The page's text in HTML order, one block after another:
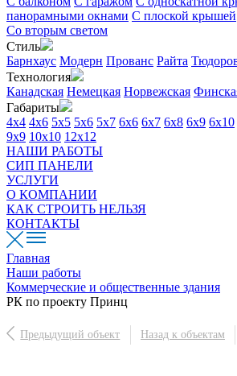
панорамными окнами С плоской крышей
Со вторым светом
Стиль
Барнхаус Модерн Прованс Райта
Технология
Канадская Немецкая Норвежская
Габариты
4х4 4х6 5х5 5х6 5х7 6х6 6х7 6х8 6х9 6х10
9х9 10х10 12х12
НАШИ РАБОТЫ
СИП ПАНЕЛИ
УСЛУГИ
О КОМПАНИИ
КАК СТРОИТЬ НЕЛЬЗЯ
КОНТАКТЫ
Главная
Наши работы
Коммерческие и общественные здания
РК по проекту Принц
Предыдущий объект Назад к объектам